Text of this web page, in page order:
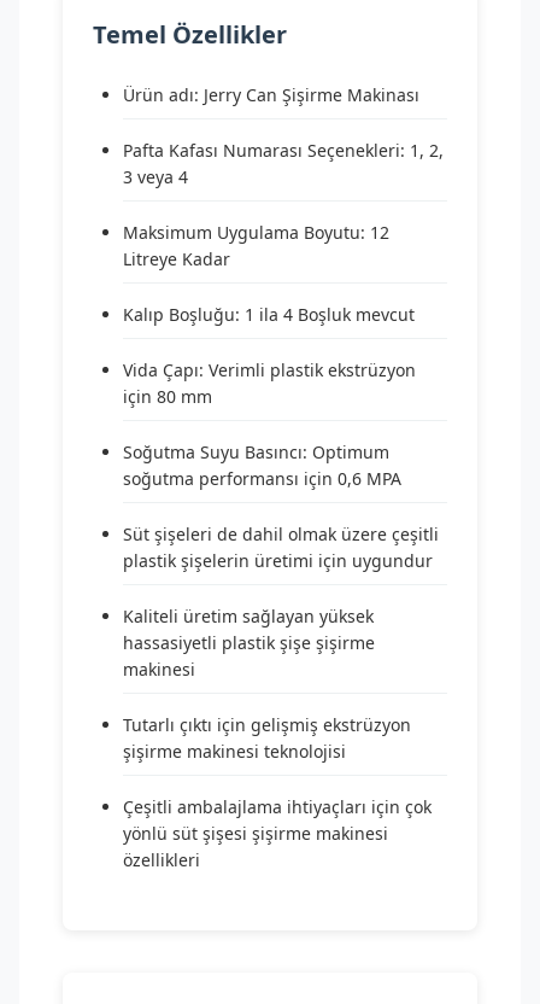
Temel Özellikler
Ürün adı: Jerry Can Şişirme Makinası
Pafta Kafası Numarası Seçenekleri: 1, 2,
3 veya 4
Maksimum Uygulama Boyutu: 12
Litreye Kadar
Kalıp Boşluğu: 1 ila 4 Boşluk mevcut
Vida Çapı: Verimli plastik ekstrüzyon
için 80 mm
Soğutma Suyu Basıncı: Optimum
soğutma performansı için 0,6 MPA
Süt şişeleri de dahil olmak üzere çeşitli
plastik şişelerin üretimi için uygundur
Kaliteli üretim sağlayan yüksek
hassasiyetli plastik şişe şişirme
makinesi
Tutarlı çıktı için gelişmiş ekstrüzyon
şişirme makinesi teknolojisi
Çeşitli ambalajlama ihtiyaçları için çok
yönlü süt şişesi şişirme makinesi
özellikleri